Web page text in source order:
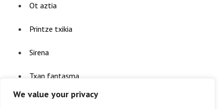
We value your privacy
Ot aztia
Printze txikia
Sirena
Txan fantasma
Txan magoa